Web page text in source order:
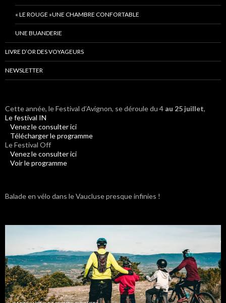
« LE ROUGE »UNE CHAMBRE CONFORTABLE
UNE BUANDERIE
LIVRE D’OR DES VOYAGEURS
NEWSLETTER
Cette année, le Festival d’Avignon, se déroule du 4 au 25 juillet,
Le festival IN
Venez le consulter ici
Télécharger le programme
Le Festival Off
Venez le consulter ici
Voir le programme
Balade en vélo dans le Vaucluse presque infinies !